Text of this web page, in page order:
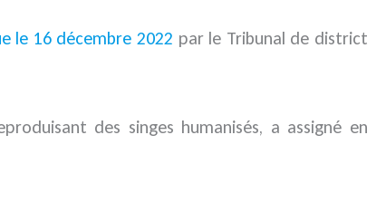
le 16 décembre 2022 par le Tribunal de district
des singes humanisés, a assigné en